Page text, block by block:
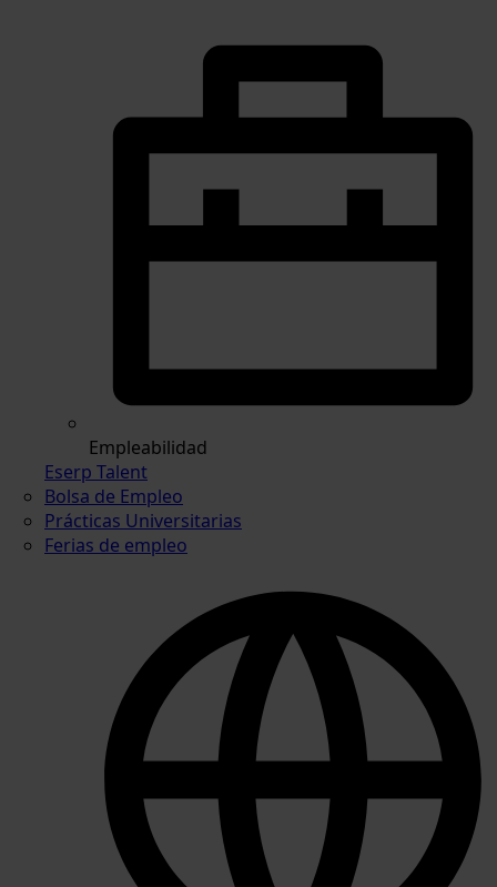
Empleabilidad
Eserp Talent
Bolsa de Empleo
Prácticas Universitarias
Ferias de empleo